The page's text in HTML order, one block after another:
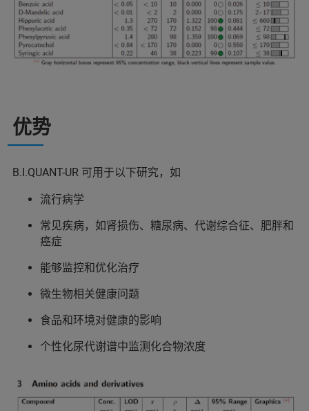
优势
B.I.QUANT-UR 可用于以下研究，如
流行病学
常见疾病，如肾损伤、糖尿病、代谢综合征、肥胖和
癌症
能够监控和优化治疗
微生物相关健康问题
食品和环境对健康的影响
个性化尿代谢谱中监测化合物浓度